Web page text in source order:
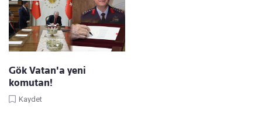
Gök Vatan'a yeni
komutan!
Kaydet